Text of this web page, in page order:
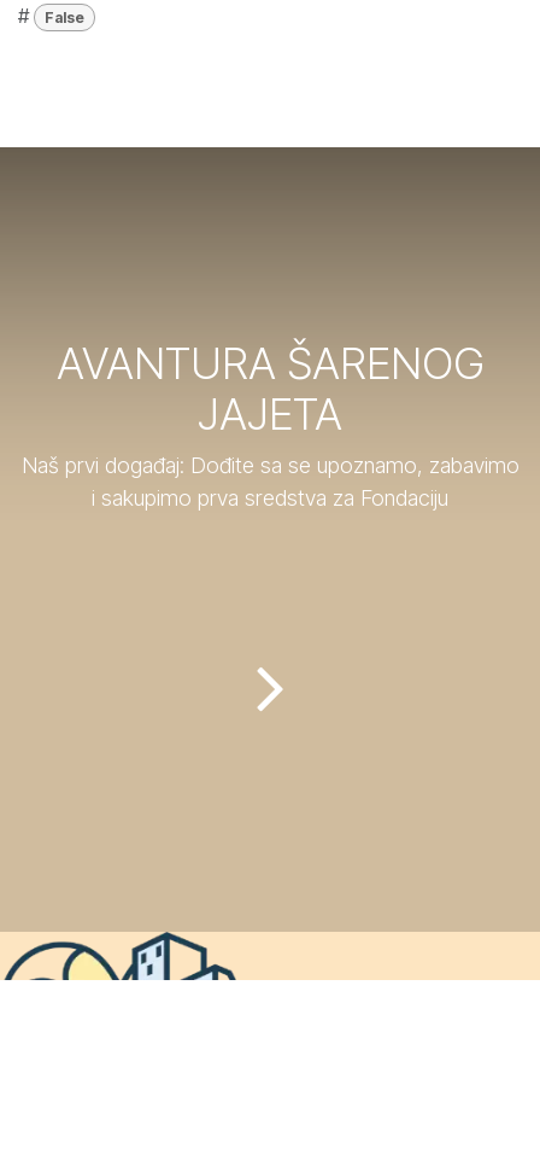
#
False
AVANTURA ŠARENOG
JAJETA
Naš prvi događaj: Dođite sa se upoznamo, zabavimo
i sakupimo prva sredstva za Fondaciju